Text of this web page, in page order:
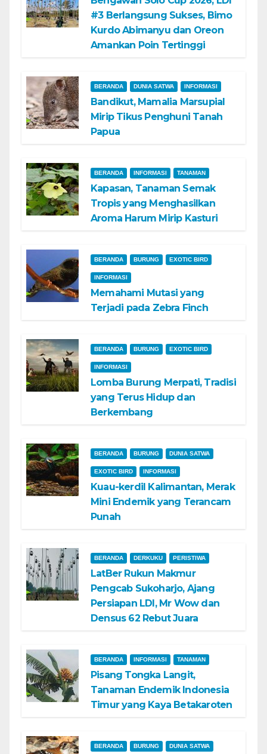
#3 Berlangsung Sukses, Bimo
Kurdo Abimanyu dan Oreon
Amankan Poin Tertinggi
BERANDA DUNIA SATWA INFORMASI
Bandikut, Mamalia Marsupial
Mirip Tikus Penghuni Tanah
Papua
BERANDA INFORMASI TANAMAN
Kapasan, Tanaman Semak
Tropis yang Menghasilkan
Aroma Harum Mirip Kasturi
BERANDA BURUNG EXOTIC BIRD
INFORMASI
Memahami Mutasi yang
Terjadi pada Zebra Finch
BERANDA BURUNG EXOTIC BIRD
INFORMASI
Lomba Burung Merpati, Tradisi
yang Terus Hidup dan
Berkembang
BERANDA BURUNG DUNIA SATWA
EXOTIC BIRD INFORMASI
Kuau-kerdil Kalimantan, Merak
Mini Endemik yang Terancam
Punah
BERANDA DERKUKU PERISTIWA
LatBer Rukun Makmur
Pengcab Sukoharjo, Ajang
Persiapan LDI, Mr Wow dan
Densus 62 Rebut Juara
BERANDA INFORMASI TANAMAN
Pisang Tongka Langit,
Tanaman Endemik Indonesia
Timur yang Kaya Betakaroten
BERANDA BURUNG DUNIA SATWA